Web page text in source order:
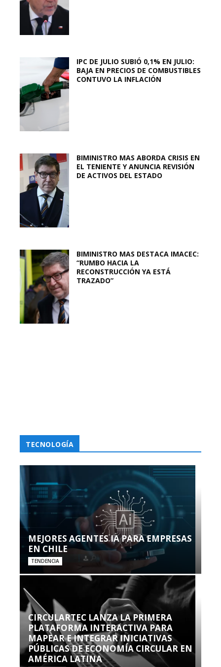
IPC DE JULIO SUBIÓ 0,1% EN JULIO:
BAJA EN PRECIOS DE COMBUSTIBLES
CONTUVO LA INFLACIÓN
BIMINISTRO MAS ABORDA CRISIS EN
EL TENIENTE Y ANUNCIA REVISIÓN
DE ACTIVOS DEL ESTADO
BIMINISTRO MAS DESTACA IMACEC:
“RUMBO HACIA LA
RECONSTRUCCIÓN YA ESTÁ
TRAZADO”
TECNOLOGÍA
MEJORES AGENTES IA PARA EMPRESAS
EN CHILE
TENDENCIA
CIRCULARTEC LANZA LA PRIMERA
PLATAFORMA INTERACTIVA PARA
MAPEAR E INTEGRAR INICIATIVAS
PÚBLICAS DE ECONOMÍA CIRCULAR EN
AMÉRICA LATINA